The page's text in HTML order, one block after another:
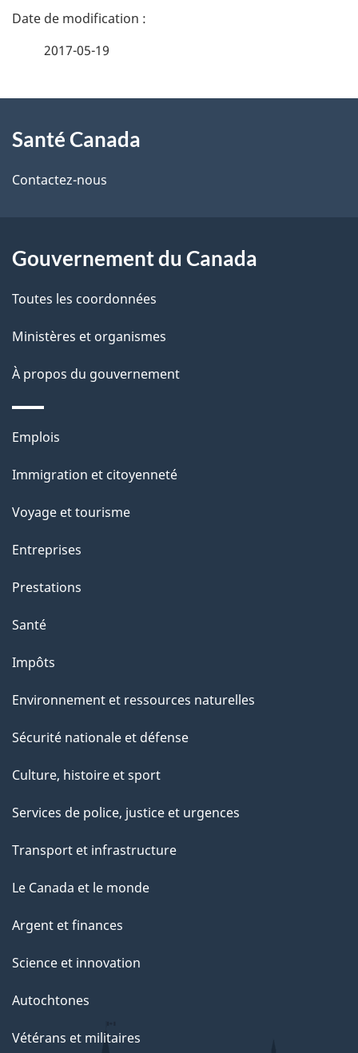
D
i
l
d
e
p
a
2017-05-19
propos
de
site
Santé Canada
Contactez-nous
Gouvernement du Canada
Toutes les coordonnées
Ministères et organismes
À propos du gouvernement
Thèmes
sujets
Emplois
Immigration et citoyenneté
Voyage et tourisme
Entreprises
Prestations
Santé
Impôts
Environnement et ressources naturelles
Sécurité nationale et défense
Culture, histoire et sport
Services de police, justice et urgences
Transport et infrastructure
Le Canada et le monde
Argent et finances
Science et innovation
Autochtones
Vétérans et militaires